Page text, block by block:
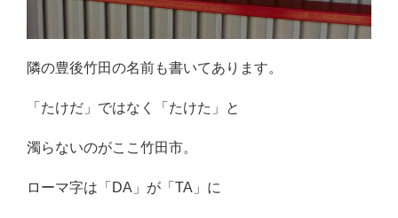
隣の豊後竹田の名前も書いてあります。
「たけだ」ではなく「たけた」と
濁らないのがここ竹田市。
ローマ字は「DA」が「TA」に